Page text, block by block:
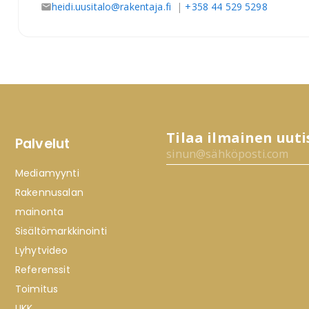
heidi.uusitalo@rakentaja.fi | +358 44 529 5298
Palvelut
Mediamyynti
Rakennusalan
mainonta
Sisältömarkkinointi
Lyhytvideo
Referenssit
Toimitus
Tilaa ilmainen